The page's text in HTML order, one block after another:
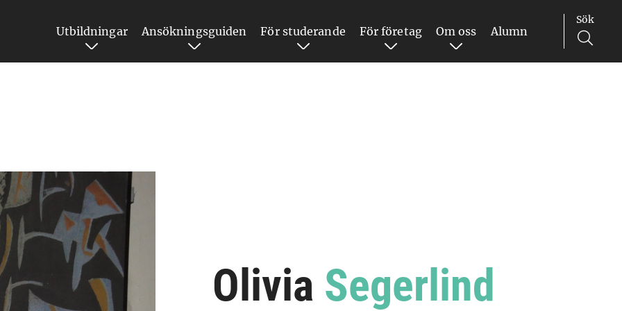
Sök
Utbildningar Ansökningsguiden För studerande För företag Om oss Alumn
Olivia Segerlind